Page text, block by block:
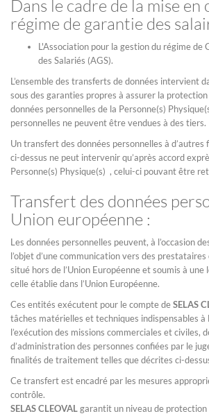
Dans le cadre de la mise
régime de garantie des
L'Association pour la gestion du régime de
des Salariés (AGS).
L’ensemble des transferts de données intervient
sous des garanties propres à assurer la
données personnelles de la Personne(s)
personnelles ne peuvent être vendues à des tiers.
Un transfert des données personnelles à d’autres
ci-dessus ne peut intervenir qu’après accord
Personne(s) Physique(s) , celui-ci pouvant être
Transfert des données
Union européenne :
Les données personnelles peuvent, à l’occasion
l’objet d’une communication vers des
situé hors de l’Union Européenne et soumis à
celle établie dans l’Union Européenne.
Ces entités exécutent pour le compte deSELAS
tâches matérielles et techniques indispensables à
l’exécution des missions commerciales et civiles,
d’administration des personnes confiées par le
finalités de traitement telles que décrites ci-
Ce transfert est encadré par les mesures
contrôle.
SELAS CLEOVALgarantit un niveau de protection